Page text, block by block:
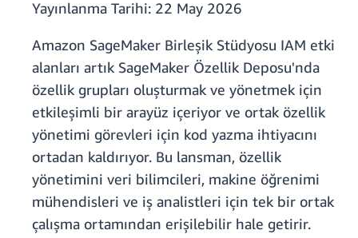
Yayınlanma Tarihi: 22 May 2026
Amazon SageMaker Birleşik Stüdyosu IAM etki
alanları artık SageMaker Özellik Deposu'nda
özellik grupları oluşturmak ve yönetmek için
etkileşimli bir arayüz içeriyor ve ortak özellik
yönetimi görevleri için kod yazma ihtiyacını
ortadan kaldırıyor. Bu lansman, özellik
yönetimini veri bilimcileri, makine öğrenimi
mühendisleri ve iş analistleri için tek bir ortak
çalışma ortamından erişilebilir hale getirir.